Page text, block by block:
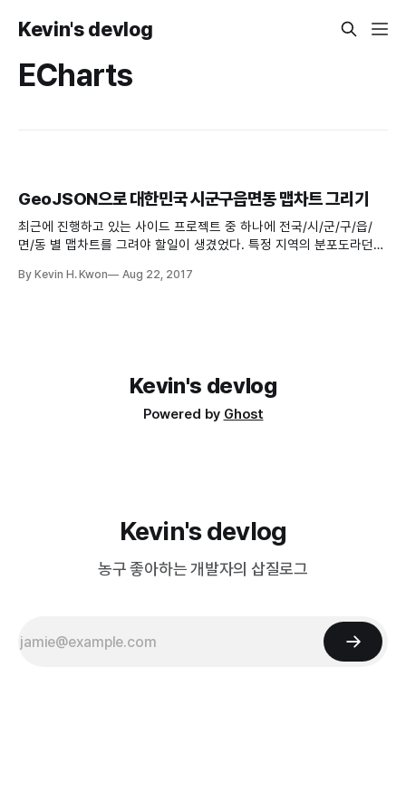
Kevin's devlog
ECharts
GeoJSON으로 대한민국 시군구읍면동 맵차트 그리기
최근에 진행하고 있는 사이드 프로젝트 중 하나에 전국/시/군/구/읍/
면/동 별 맵차트를 그려야 할일이 생겼었다. 특정 지역의 분포도라던지
처럼) 그간 GIS쪽이나 이런쪽은 SI사업을 주로 하다보니 솔루션 베이
By Kevin H. Kwon Aug 22, 2017
Kevin's devlog
Powered by Ghost
Kevin's devlog
농구 좋아하는 개발자의 삽질로그